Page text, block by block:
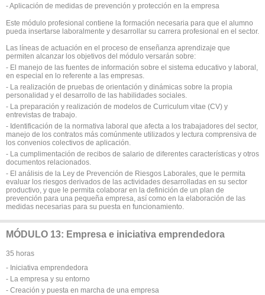
- Aplicación de medidas de prevención y protección en la empresa
Este módulo profesional contiene la formación necesaria para que el alumno
pueda insertarse laboralmente y desarrollar su carrera profesional en el sector.
Las líneas de actuación en el proceso de enseñanza aprendizaje que
permiten alcanzar los objetivos del módulo versarán sobre:
- El manejo de las fuentes de información sobre el sistema educativo y laboral,
en especial en lo referente a las empresas.
- La realización de pruebas de orientación y dinámicas sobre la propia
personalidad y el desarrollo de las habilidades sociales.
- La preparación y realización de modelos de Curriculum vitae (CV) y
entrevistas de trabajo.
- Identificación de la normativa laboral que afecta a los trabajadores del sector,
manejo de los contratos más comúnmente utilizados y lectura comprensiva de
los convenios colectivos de aplicación.
- La cumplimentación de recibos de salario de diferentes características y otros
documentos relacionados.
- El análisis de la Ley de Prevención de Riesgos Laborales, que le permita
evaluar los riesgos derivados de las actividades desarrolladas en su sector
productivo, y que le permita colaborar en la definición de un plan de
prevención para una pequeña empresa, así como en la elaboración de las
medidas necesarias para su puesta en funcionamiento.
MÓDULO 13: Empresa e iniciativa emprendedora
35 horas
- Iniciativa emprendedora
- La empresa y su entorno
- Creación y puesta en marcha de una empresa